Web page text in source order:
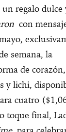
un regalo dulce
con
semana, la
de corazón,
y lichi,
cuatro
toque final,